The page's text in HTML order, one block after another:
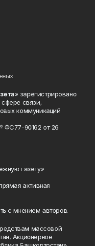
» зарегистрировано
связи,
коммуникаций
ФС77-90162 от 26
газету»
активная
с мнением авторов.
массовой
Акционерное